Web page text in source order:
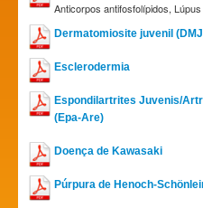
Anticorpos antifosfolípidos,
Dermatomiosite juvenil
Esclerodermia
Espondilartrites Juvenis/
(Epa-Are)
Doença de Kawasaki
Púrpura de Henoch-